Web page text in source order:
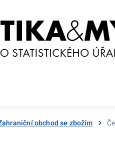
obchod se zbožím